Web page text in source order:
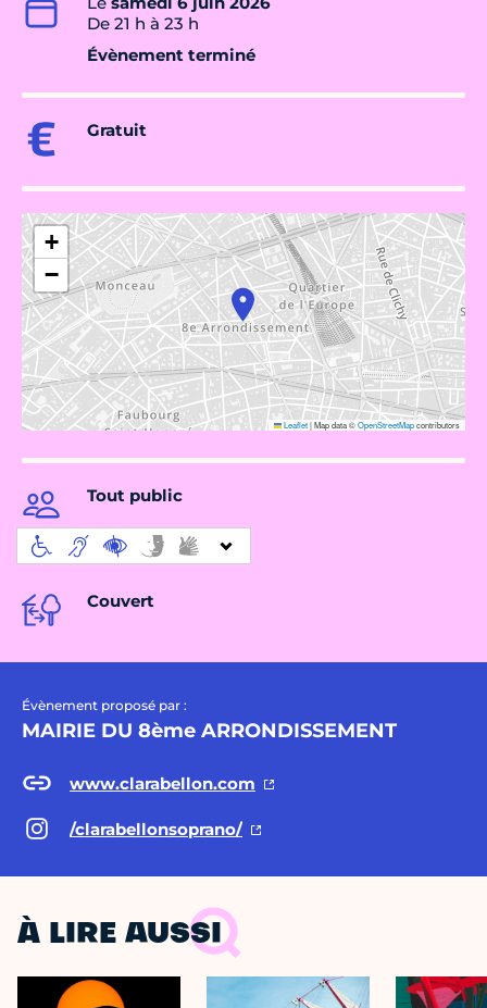
De 21 h à 23 h
Évènement terminé
Gratuit
+
−
Leaflet|Map data ©OpenStreetMapcontributors
Tout public
Couvert
Évènement proposé par :
MAIRIE DU 8ème ARRONDISSEMENT
www.clarabellon.com
/clarabellonsoprano/
À LIRE AUSSI